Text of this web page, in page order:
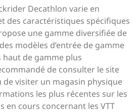
Decathlon varie en
des caractéristiques spécifiques
une gamme diversifiée de
modèles d’entrée de gamme
de gamme plus
de consulter le site
visiter un magasin physique
les plus récentes sur les
en cours concernant les VTT